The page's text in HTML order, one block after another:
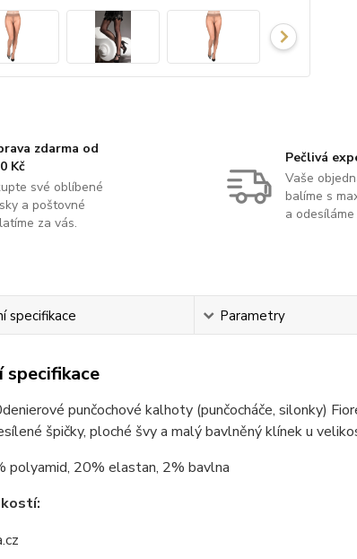
zdarma od
Kč
své oblíbené
a poštovné
za vás.
Pečlivá
Vaše
balíme s
a
specifikace Parametry
specifikace
punčochové kalhoty (punčocháče, silonky)
špičky, ploché švy a malý bavlněný klínek u
polyamid, 20% elastan, 2% bavlna